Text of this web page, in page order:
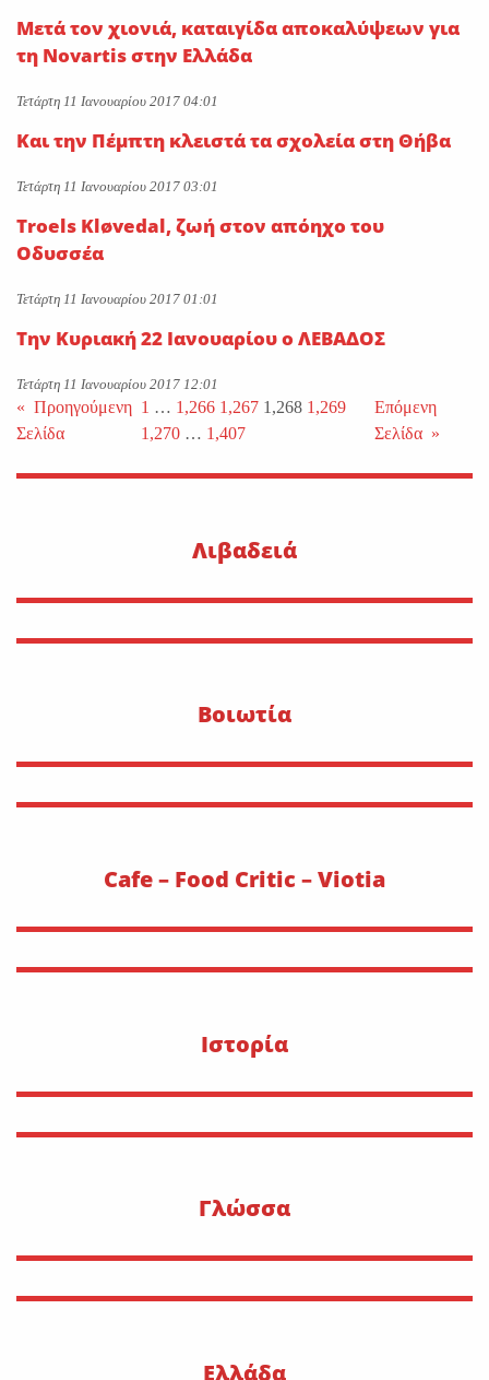
Μετά τον χιονιά, καταιγίδα αποκαλύψεων για
τη Νovartis στην Ελλάδα
Τετάρτη 11 Ιανουαρίου 2017 04:01
Και την Πέμπτη κλειστά τα σχολεία στη Θήβα
Τετάρτη 11 Ιανουαρίου 2017 03:01
Troels Kløvedal, ζωή στον απόηχο του
Οδυσσέα
Τετάρτη 11 Ιανουαρίου 2017 01:01
Την Κυριακή 22 Ιανουαρίου ο ΛΕΒΑΔΟΣ
Τετάρτη 11 Ιανουαρίου 2017 12:01
« Προηγούμενη
Σελίδα
1 … 1,266 1,267 1,268 1,269
1,270 … 1,407
Επόμενη
Σελίδα »
Λιβαδειά
Βοιωτία
Cafe – Food Critic – Viotia
Ιστορία
Γλώσσα
Ελλάδα